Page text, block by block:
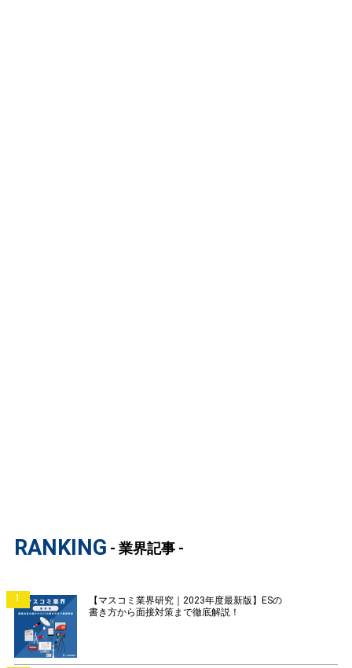
RANKING - 業界記事 -
1
【マスコミ業界研究｜2023年度最新版】ESの
書き方から面接対策まで徹底解説！